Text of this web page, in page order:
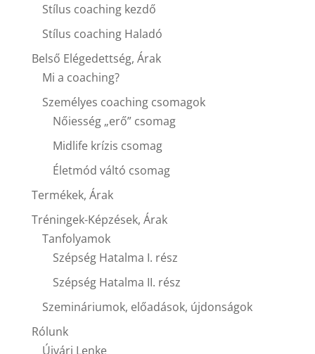
Stílus coaching kezdő
Stílus coaching Haladó
Belső Elégedettség, Árak
Mi a coaching?
Személyes coaching csomagok
Nőiesség „erő” csomag
Midlife krízis csomag
Életmód váltó csomag
Termékek, Árak
Tréningek-Képzések, Árak
Tanfolyamok
Szépség Hatalma I. rész
Szépség Hatalma II. rész
Szemináriumok, előadások, újdonságok
Rólunk
Újvári Lenke